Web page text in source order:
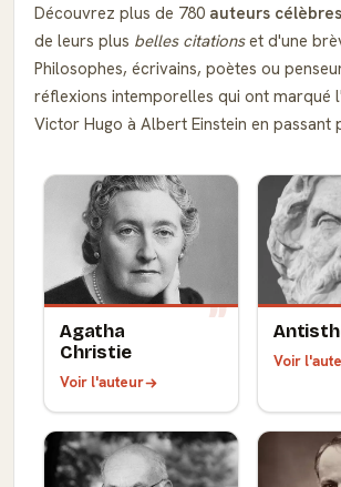
Découvrez plus de 780 auteurs célèbres
de leurs plus belles citationset d'une
Philosophes, écrivains, poètes ou
réflexions intemporelles qui ont marqué
Victor Hugo à Albert Einstein en passant
Agatha
Christie
Voir l'auteur
Voir